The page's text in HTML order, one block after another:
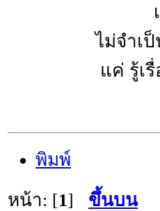
เป็นความ
ไม่จำเป็นต้อง
แค่ รู้เรื่องขอ
18
พิมพ์
หน้า: [1] ขึ้นบน